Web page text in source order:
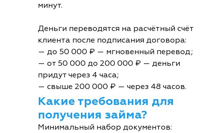
минут.
Деньги переводятся на расчётный счёт
клиента после подписания договора:
— до 50 000 ₽ — мгновенный перевод;
— от 50 000 до 200 000 ₽ — деньги
придут через 4 часа;
— свыше 200 000 ₽ — через 48 часов.
Какие требования для
получения займа?
Минимальный набор документов: